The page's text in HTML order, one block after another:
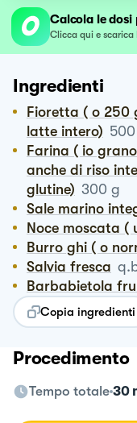
Calcola le
Clicca qui e scarica
Ingredienti
Fioretta ( o 250 gr di ricotta normale e 250 gr di
latte intero) 500
Farina ( io grano tenero integrale ma bene
anche di riso
glutine) 300 g
Sale marino
Noce moscata
Burro ghi ( o
Salvia fresca
Barbabietola
Copia ingredienti
Procedimento
Tempo totale 30